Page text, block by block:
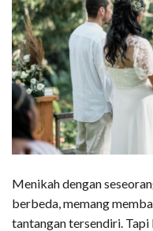
Menikah dengan
berbeda, memang
tantangan tersendiri.